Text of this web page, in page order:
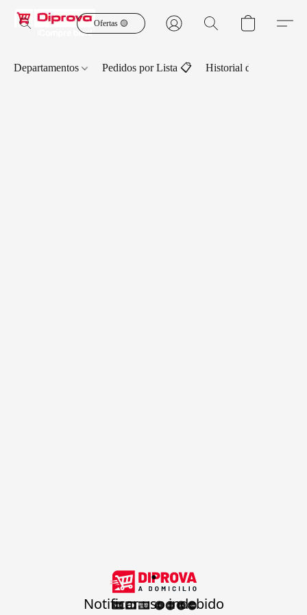
Ofertas 🟡
Departamentos Pedidos por Lista 📋 Historial de Pedidos
.
Notificar uso indebido